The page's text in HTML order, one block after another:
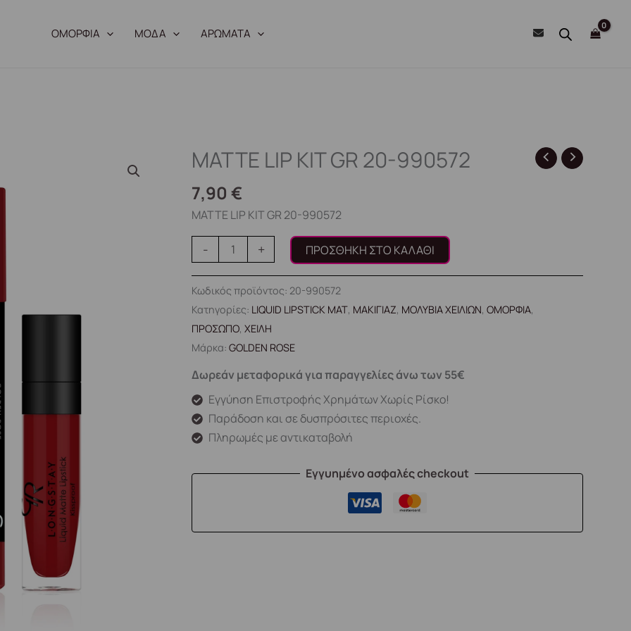
ΟΜΟΡΦΙΑ ΜΟΔΑ ΑΡΩΜΑΤΑ
MATTE LIP KIT GR 20-990572
7,90€
MATTE LIP KIT GR 20-990572
-
MATTE
KIT
GR
990572
+ ΠΡΟΣΘΉΚΗ ΣΤΟ ΚΑΛΆΘΙ
Κωδικός προϊόντος: 20-990572
Κατηγορίες: LIQUID LIPSTICK MAT, ΜΑΚΙΓΙΑΖ, ΜΟΛΥΒΙΑ ΧΕΙΛΙΩΝ,ΟΜΟΡΦΙΑ,
ΠΡΟΣΩΠΟ,ΧΕΙΛΗ
Μάρκα:GOLDEN ROSE
Δωρεάν μεταφορικά για παραγγελίες άνω των 55€
Εγγύηση Επιστροφής Χρημάτων Χωρίς Ρίσκο!
Παράδοση και σε δυσπρόσιτες περιοχές.
Πληρωμές με αντικαταβολή
Εγγυημένο ασφαλές checkout